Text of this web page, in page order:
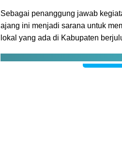
Sebagai penanggung jawab
ajang ini menjadi sarana untuk
lokal yang ada di Kabupaten